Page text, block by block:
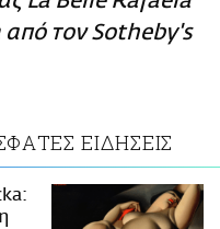
τον Sotheby's
ΕΙΔΗΣΕΙΣ